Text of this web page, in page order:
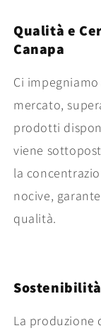
Qualità e
Canapa
Ci
mercato,
prodotti
viene
la
nocive,
qualità.
La produzione